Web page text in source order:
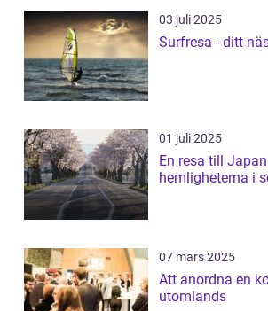
03 juli 2025
Surfresa - ditt
01 juli 2025
En resa till
hemligheterna i
07 mars 2025
Att anordna en
utomlands